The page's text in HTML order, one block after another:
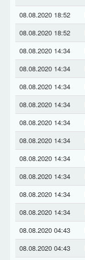
08.08.2020 18:52
08.08.2020 18:52
08.08.2020 14:34
08.08.2020 14:34
08.08.2020 14:34
08.08.2020 14:34
08.08.2020 14:34
08.08.2020 14:34
08.08.2020 14:34
08.08.2020 14:34
08.08.2020 14:34
08.08.2020 14:34
08.08.2020 04:43
08.08.2020 04:43